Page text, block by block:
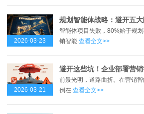
2026-03-23
智能体项目失败，80%始于规
销智能.查看全文>>
2026-03-21
前景光明，道路曲折。在营销
倒在.查看全文>>